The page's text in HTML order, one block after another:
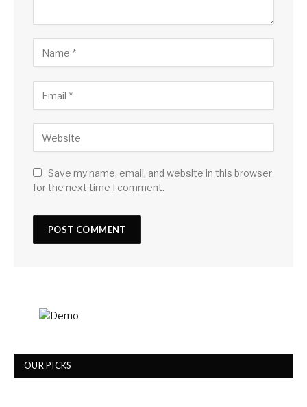
Save my name, email, and website in this browser
for the next time I comment.
OUR PICKS